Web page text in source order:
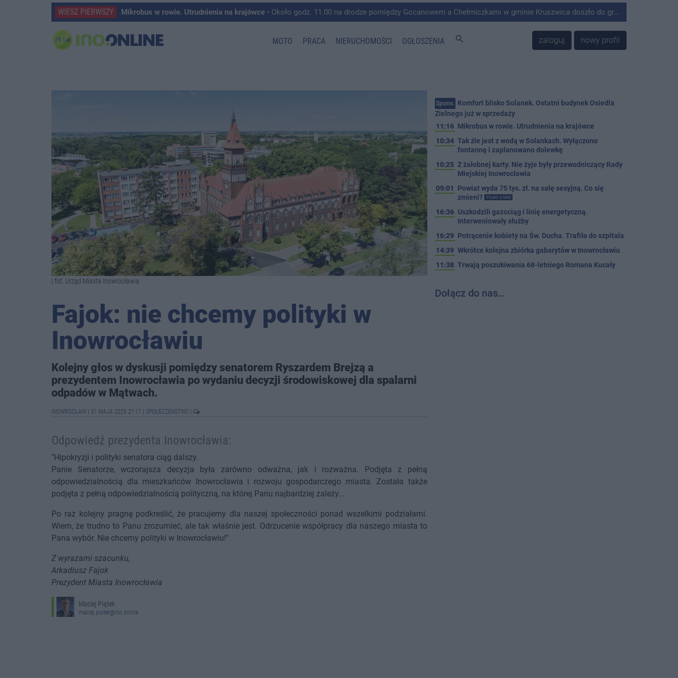
WIESZ PIERWSZY Mikrobus w rowie. Utrudnienia na krajówce • Około godz. 11.00 na drodze pomiędzy Gocanowem a Chełmiczkami w gminie Kruszwica doszło do groźnie wyglądającego zdarzenia.
MOTO PRACA NIERUCHOMOŚCI OGŁOSZENIA search zaloguj nowy profil
| fot. Urząd Miasta Inowrocławia
Fajok: nie chcemy polityki w
Inowrocławiu
Kolejny głos w dyskusji pomiędzy senatorem Ryszardem Brejzą a
prezydentem Inowrocławia po wydaniu decyzji środowiskowej dla spalarni
odpadów w Mątwach.
INOWROCŁAW 31 MAJA 2025 21:17 SPOŁECZEŃSTWO
Odpowiedź prezydenta Inowrocławia:
"Hipokryzji i polityki senatora ciąg dalszy.
Panie Senatorze, wczorajsza decyzja była zarówno odważna, jak i rozważna. Podjęta z pełną
odpowiedzialnością dla mieszkańców Inowrocławia i rozwoju gospodarczego miasta. Została także
podjęta z pełną odpowiedzialnością polityczną, na której Panu najbardziej zależy...
Po raz kolejny pragnę podkreślić, że pracujemy dla naszej społeczności ponad wszelkimi podziałami.
Wiem, że trudno to Panu zrozumieć, ale tak właśnie jest. Odrzucenie współpracy dla naszego miasta to
Pana wybór. Nie chcemy polityki w Inowrocławiu!"
Z wyrazami szacunku,
Arkadiusz Fajok
Prezydent Miasta Inowrocławia
Maciej Piątek
maciej.piatek@ino.online
Spons. Komfort blisko Solanek. Ostatni budynek Osiedla
Zielnego już w sprzedaży
11:16 Mikrobus w rowie. Utrudnienia na krajówce
10:34 Tak źle jest z wodą w Solankach. Wyłączono
fontannę i zaplanowano dolewkę
10:25 Z żałobnej karty. Nie żyje były przewodniczący Rady
Miejskiej Inowrocławia
09:01
Powiat wyda 75 tys. zł. na salę sesyjną. Co się
zmieni?
TYLKO U NAS
16:36 Uszkodzili gazociąg i linię energetyczną.
Interweniowały służby
16:29 Potrącenie kobiety na Św. Ducha. Trafiła do szpitala
14:39 Wkrótce kolejna zbiórka gabarytów w Inowrocławiu
11:38 Trwają poszukiwania 68-letniego Romana Kucały
Dołącz do nas…